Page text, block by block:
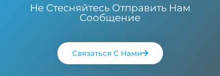
Не Стесняйтесь Отправить Нам
Сообщение
Связаться С Нами